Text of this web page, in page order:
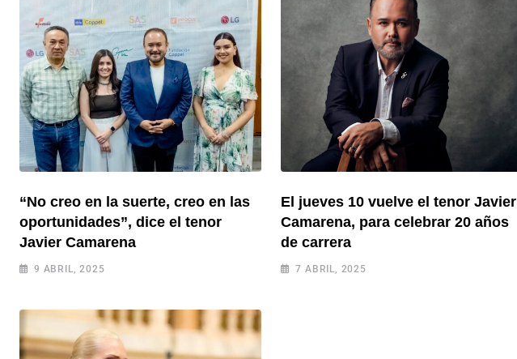
“No creo en la suerte, creo en las
oportunidades”, dice el tenor
Javier Camarena
9 ABRIL, 2025
El jueves 10 vuelve el tenor Javier
Camarena, para celebrar 20 años
de carrera
7 ABRIL, 2025